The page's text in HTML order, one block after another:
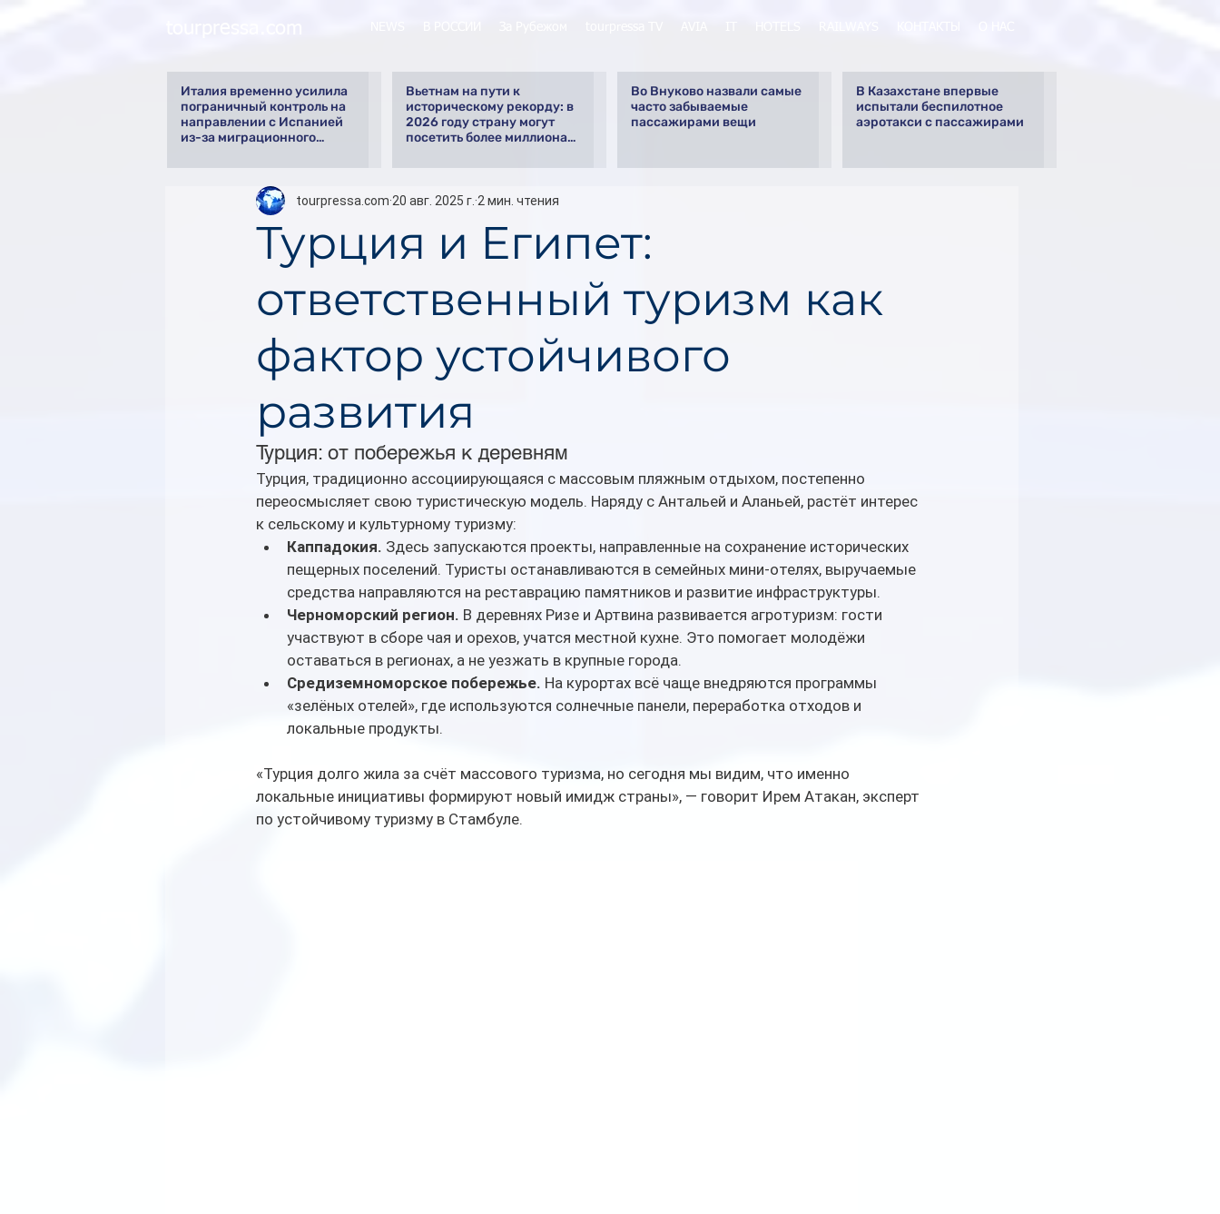
Италия временно усилила
пограничный контроль на
направлении с Испанией
из-за миграционного
Вьетнам на пути к
историческому рекорду: в
2026 году страну могут
посетить более миллиона
Во Внуково назвали самые
часто забываемые
пассажирами вещи
В Казахстане впервые
испытали беспилотное
аэротакси с пассажирами
Турция и Египет:
ответственный туризм как
фактор устойчивого
развития
tourpressa.com 20 авг. 2025 г. 2 мин. чтения
Турция: от побережья к деревням
Турция, традиционно ассоциирующаяся с массовым пляжным отдыхом, постепенно
переосмысляет свою туристическую модель. Наряду с Антальей и Аланьей, растёт интерес
к сельскому и культурному туризму:
Каппадокия. Здесь запускаются проекты, направленные на сохранение исторических
пещерных поселений. Туристы останавливаются в семейных мини-отелях, выручаемые
средства направляются на реставрацию памятников и развитие инфраструктуры.
Черноморский регион. В деревнях Ризе и Артвина развивается агротуризм: гости
участвуют в сборе чая и орехов, учатся местной кухне. Это помогает молодёжи
оставаться в регионах, а не уезжать в крупные города.
Средиземноморское побережье. На курортах всё чаще внедряются программы
«зелёных отелей», где используются солнечные панели, переработка отходов и
локальные продукты.
«Турция долго жила за счёт массового туризма, но сегодня мы видим, что именно
локальные инициативы формируют новый имидж страны», — говорит Ирем Атакан, эксперт
по устойчивому туризму в Стамбуле.